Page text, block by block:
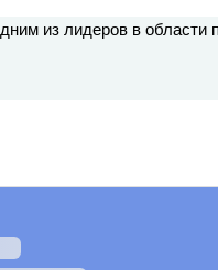
из лидеров в области